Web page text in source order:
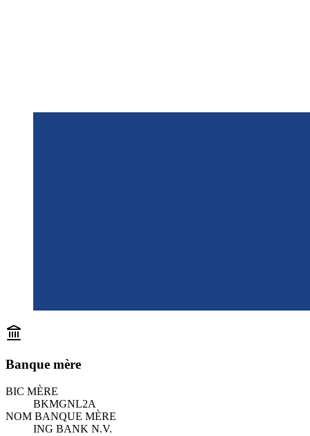
Banque mère
BIC MÈRE
BKMGNL2A
NOM BANQUE MÈRE
ING BANK N.V.